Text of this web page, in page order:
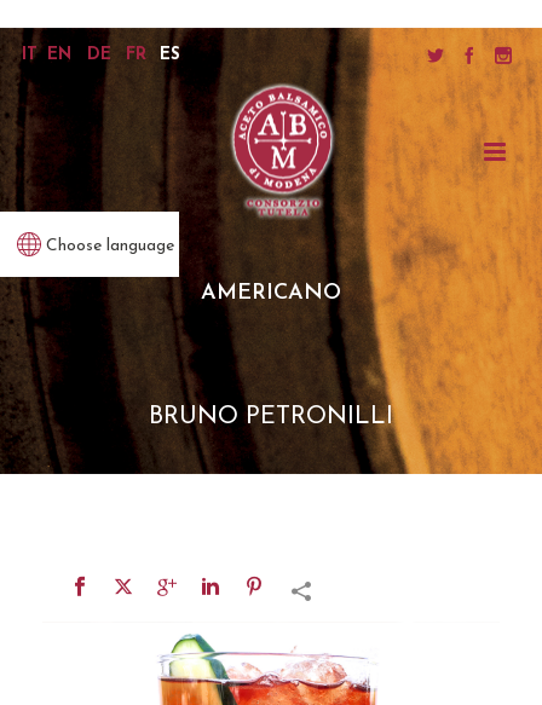
Choose language
AMERICANO
BRUNO PETRONILLI
IT EN DE FR ES